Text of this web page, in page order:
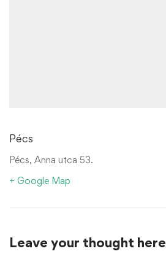
Pécs
Pécs, Anna utca 53.
+ Google Map
Leave your thought here